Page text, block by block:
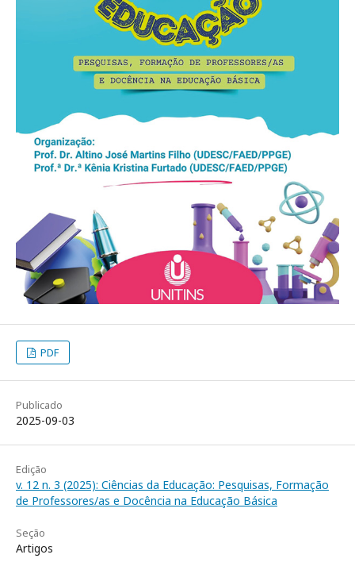
PDF
Publicado
2025-09-03
Edição
v. 12 n. 3 (2025): Ciências da Educação: Pesquisas, Formação
de Professores/as e Docência na Educação Básica
Seção
Artigos